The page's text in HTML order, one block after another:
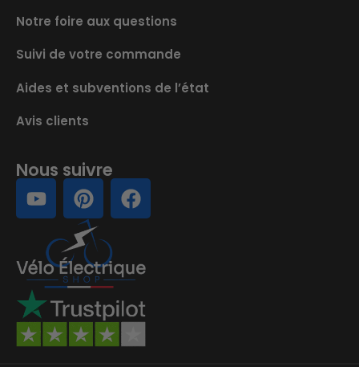
Notre foire aux questions
Suivi de votre commande
Aides et subventions de l’état
Avis clients
Nous suivre